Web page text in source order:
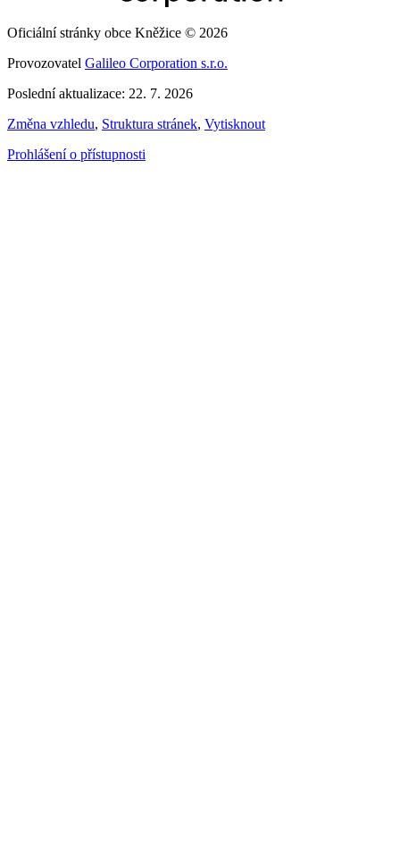
Oficiální stránky obce Kněžice © 2026
Provozovatel Galileo Corporation s.r.o.
Poslední aktualizace: 22. 7. 2026
Změna vzhledu, Struktura stránek, Vytisknout
Prohlášení o přístupnosti